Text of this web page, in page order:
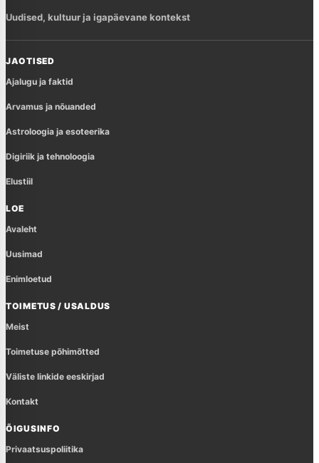
Uudised, kultuur ja igapäevane kontekst
JAOTISED
Ajalugu ja faktid
Arvamus ja nõuanded
Astroloogia ja esoteerika
Digiriik ja tehnoloogia
Elustiil
LOE
Avaleht
Uusimad
Enimloetud
TOIMETUS / USALDUS
Meist
Toimetuse põhimõtted
Väliste linkide eeskirjad
Kontakt
ÕIGUSINFO
Privaatsuspoliitika